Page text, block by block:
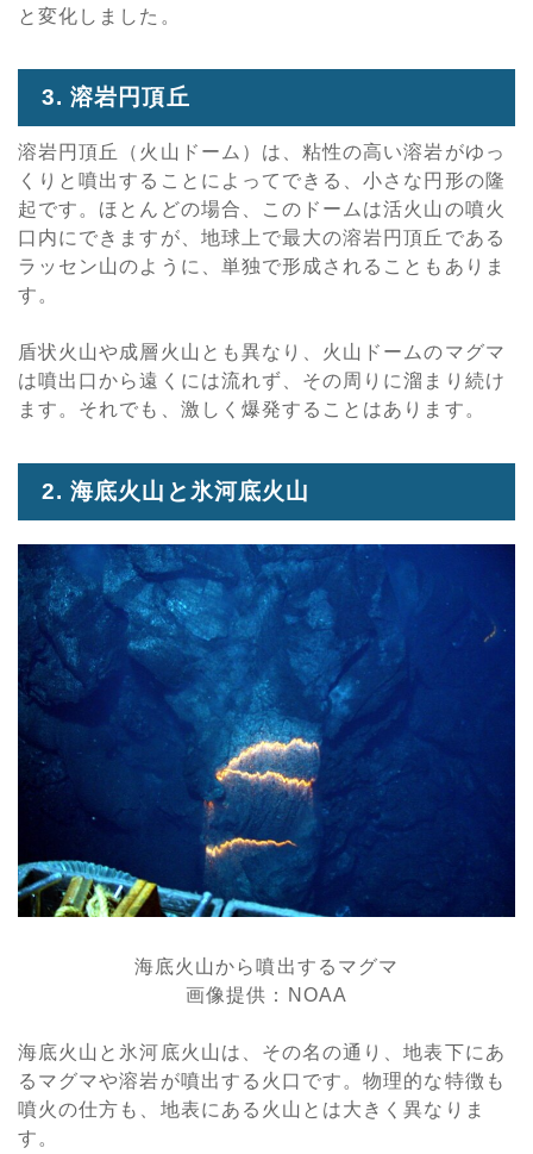
と変化しました。
3. 溶岩円頂丘
溶岩円頂丘（火山ドーム）は、粘性の高い溶岩がゆっ
くりと噴出することによってできる、小さな円形の隆
起です。ほとんどの場合、このドームは活火山の噴火
口内にできますが、地球上で最大の溶岩円頂丘である
ラッセン山のように、単独で形成されることもありま
す。
盾状火山や成層火山とも異なり、火山ドームのマグマ
は噴出口から遠くには流れず、その周りに溜まり続け
ます。それでも、激しく爆発することはあります。
2. 海底火山と氷河底火山
海底火山から噴出するマグマ
画像提供：NOAA
海底火山と氷河底火山は、その名の通り、地表下にあ
るマグマや溶岩が噴出する火口です。物理的な特徴も
噴火の仕方も、地表にある火山とは大きく異なりま
す。